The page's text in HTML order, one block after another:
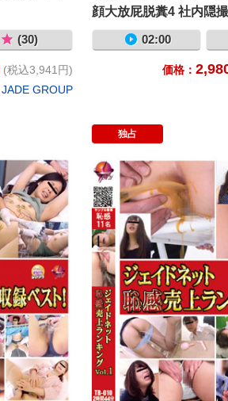
(30)
(税込3,941円)
JADE GROUP
顔大放屁脱糞4 社内隠
記録③ 隠撮 便秘解消ク
5カメＷフルショット
大便3 隠撮 女教師うん
Wフルショット ふんば
対決をしてみました 自
キ脱糞オナニストベスト
02:00
価格：
独占